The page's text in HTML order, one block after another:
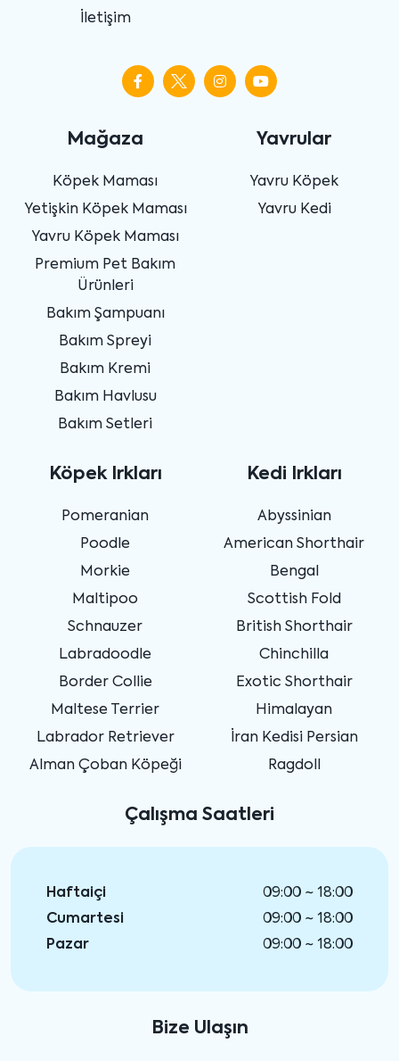
İletişim
Mağaza
Köpek Maması
Yetişkin Köpek Maması
Yavru Köpek Maması
Premium Pet Bakım
Ürünleri
Bakım Şampuanı
Bakım Spreyi
Bakım Kremi
Bakım Havlusu
Bakım Setleri
Yavrular
Yavru Köpek
Yavru Kedi
Köpek Irkları
Pomeranian
Poodle
Morkie
Maltipoo
Schnauzer
Labradoodle
Border Collie
Maltese Terrier
Labrador Retriever
Alman Çoban Köpeği
Kedi Irkları
Abyssinian
American Shorthair
Bengal
Scottish Fold
British Shorthair
Chinchilla
Exotic Shorthair
Himalayan
İran Kedisi Persian
Ragdoll
Çalışma Saatleri
Haftaiçi
09:00 ~ 18:00
Cumartesi
09:00 ~ 18:00
Pazar
09:00 ~ 18:00
Bize Ulaşın